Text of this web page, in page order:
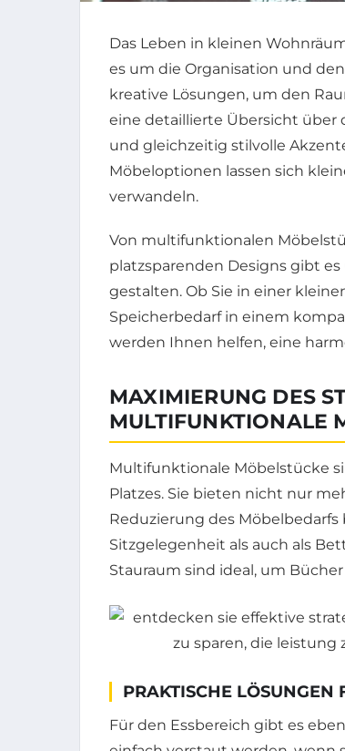
Das Leben in kleinen
es um die Organisation und
kreative Lösungen, um den
eine detaillierte Übersicht über
und gleichzeitig stilvolle
Möbeloptionen lassen sich
verwandeln.
Von multifunktionalen
platzsparenden Designs gibt
gestalten. Ob Sie in einer
Speicherbedarf in einem
werden Ihnen helfen, eine
MAXIMIERUNG DES
MULTIFUNKTIONALE
Multifunktionale Möbelstücke
Platzes. Sie bieten nicht nur
Reduzierung des Möbelbedarfs
Sitzgelegenheit als auch als
Stauraum sind ideal, um
PRAKTISCHE LÖSUNGEN
Für den Essbereich gibt es